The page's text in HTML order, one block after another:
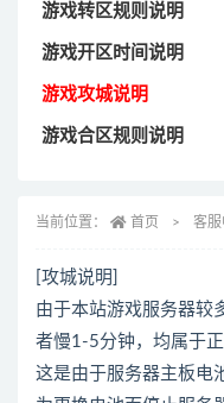
游戏转区规则说明
游戏开区时间说明
游戏攻城说明
游戏合区规则说明
当前位置： 首页 客服
[攻城说明]
由于本站游戏服务器较
者慢1-5分钟，均属于
这是由于服务器主板电